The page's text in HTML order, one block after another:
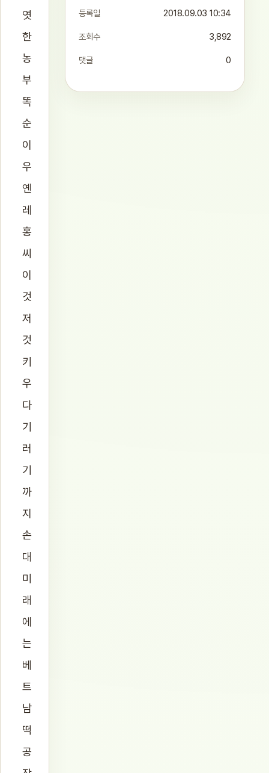
엿
한
농
부
똑
순
이
우
옌
레
홍
씨
이
것
저
것
키
우
다
기
러
기
까
지
손
대
미
래
에
는
베
트
남
떡
공
등록일 2018.09.03 10:34
조회수 3,892
댓글 0